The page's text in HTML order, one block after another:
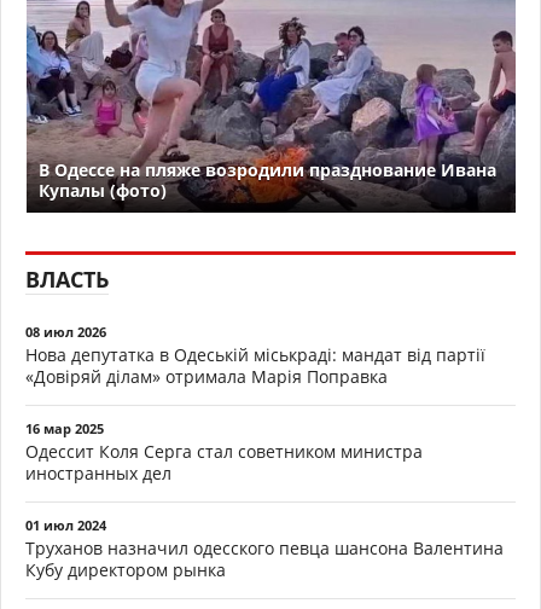
В Одессе на пляже возродили празднование Ивана
Купалы (фото)
ВЛАСТЬ
08 июл 2026
Нова депутатка в Одеській міськраді: мандат від партії
«Довіряй ділам» отримала Марія Поправка
16 мар 2025
Одессит Коля Серга стал советником министра
иностранных дел
01 июл 2024
Труханов назначил одесского певца шансона Валентина
Кубу директором рынка